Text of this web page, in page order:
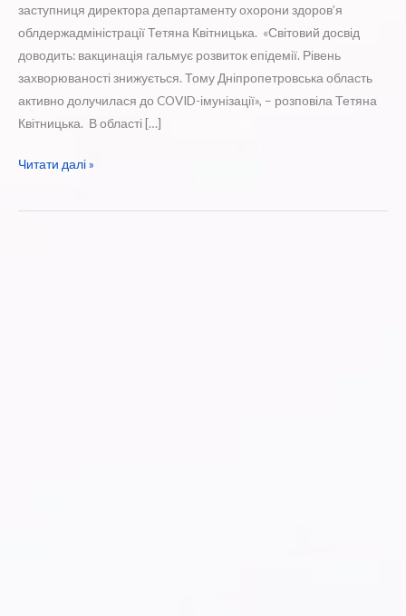
заступниця директора департаменту охорони здоров’я
облдержадміністрації Тетяна Квітницька. «Світовий досвід
доводить: вакцинація гальмує розвиток епідемії. Рівень
захворюваності знижується. Тому Дніпропетровська область
активно долучилася до COVID-імунізації», – розповіла Тетяна
Квітницька. В області […]
Щодня
Дніпропетровщині
Читати далі »